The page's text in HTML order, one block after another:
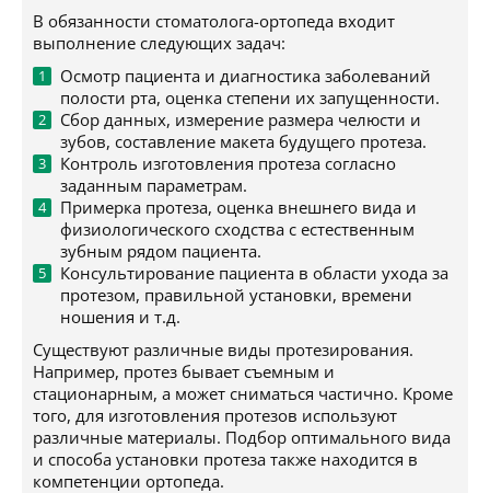
В обязанности стоматолога-ортопеда входит
выполнение следующих задач:
Осмотр пациента и диагностика заболеваний
полости рта, оценка степени их запущенности.
Сбор данных, измерение размера челюсти и
зубов, составление макета будущего протеза.
Контроль изготовления протеза согласно
заданным параметрам.
Примерка протеза, оценка внешнего вида и
физиологического сходства с естественным
зубным рядом пациента.
Консультирование пациента в области ухода за
протезом, правильной установки, времени
ношения и т.д.
Существуют различные виды протезирования.
Например, протез бывает съемным и
стационарным, а может сниматься частично. Кроме
того, для изготовления протезов используют
различные материалы. Подбор оптимального вида
и способа установки протеза также находится в
компетенции ортопеда.